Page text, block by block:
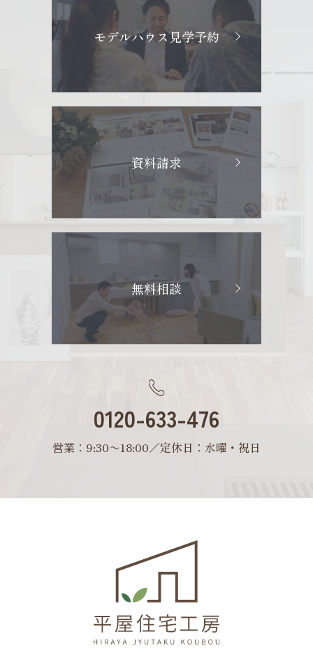
モデルハウス見学予約
資料請求
無料相談
0120-633-476
営業：9:30〜18:00／定休日：水曜・祝日